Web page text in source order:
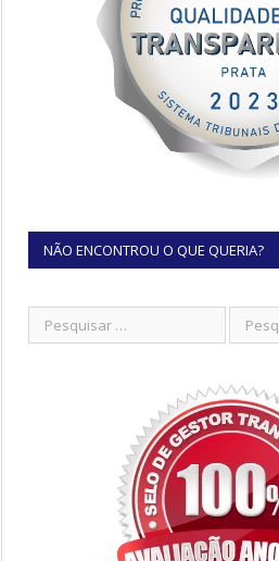
NÃO ENCONTROU O QUE QUERIA?